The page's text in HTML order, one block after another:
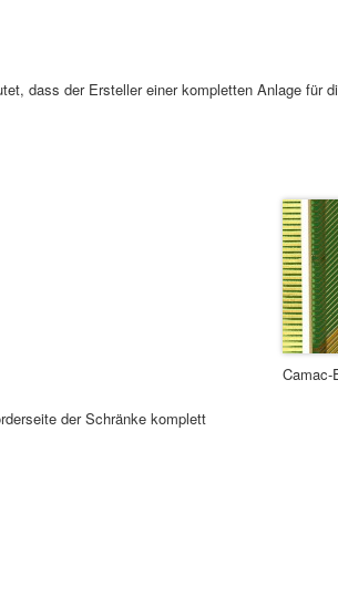
dass der Ersteller einer kompletten Anlage für
Camac-
der Schränke komplett